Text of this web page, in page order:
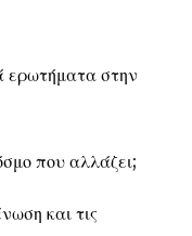
ερωτήματα στην
που αλλάζει;
και τις